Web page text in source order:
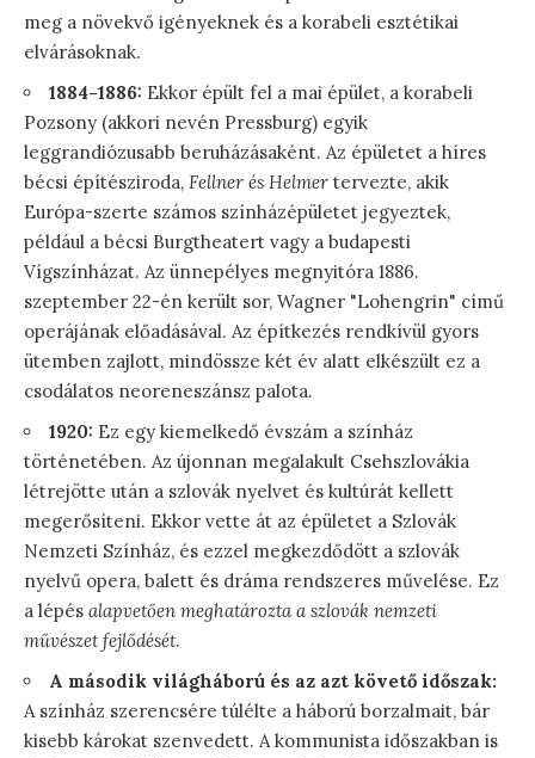
meg a növekvő igényeknek és a korabeli esztétikai
elvárásoknak.
1884-1886: Ekkor épült fel a mai épület, a korabeli
Pozsony (akkori nevén Pressburg) egyik
leggrandiózusabb beruházásaként. Az épületet a híres
bécsi építésziroda, Fellner és Helmer tervezte, akik
Európa-szerte számos színházépületet jegyeztek,
például a bécsi Burgtheatert vagy a budapesti
Vígszínházat. Az ünnepélyes megnyitóra 1886.
szeptember 22-én került sor, Wagner "Lohengrin" című
operájának előadásával. Az építkezés rendkívül gyors
ütemben zajlott, mindössze két év alatt elkészült ez a
csodálatos neoreneszánsz palota.
1920: Ez egy kiemelkedő évszám a színház
történetében. Az újonnan megalakult Csehszlovákia
létrejötte után a szlovák nyelvet és kultúrát kellett
megerősíteni. Ekkor vette át az épületet a Szlovák
Nemzeti Színház, és ezzel megkezdődött a szlovák
nyelvű opera, balett és dráma rendszeres művelése. Ez
a lépés alapvetően meghatározta a szlovák nemzeti
művészet fejlődését.
A második világháború és az azt követő időszak:
A színház szerencsére túlélte a háború borzalmait, bár
kisebb károkat szenvedett. A kommunista időszakban is